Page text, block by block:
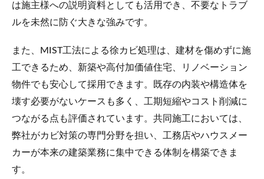
は施主様への説明資料としても活用でき、不要なトラブ
ルを未然に防ぐ大きな強みです。
また、MIST工法による徐カビ処理は、建材を傷めずに施
工できるため、新築や高付加価値住宅、リノベーション
物件でも安心して採用できます。既存の内装や構造体を
壊す必要がないケースも多く、工期短縮やコスト削減に
つながる点も評価されています。共同施工においては、
弊社がカビ対策の専門分野を担い、工務店やハウスメー
カーが本来の建築業務に集中できる体制を構築できま
す。